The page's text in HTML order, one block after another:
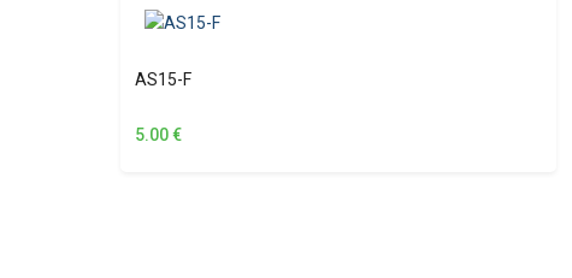
AS15-F
5.00€